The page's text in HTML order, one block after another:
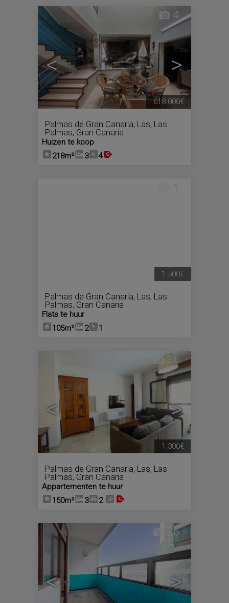
< >
4
Palmas de Gran Canaria, Las, Las
Palmas, Gran Canaria
Huizen te koop
218m²
3 4
618.000€
Palmas de Gran Canaria, Las, Las
Palmas, Gran Canaria
Flats te huur
105m²
2 1
1.500€
< >
36
Palmas de Gran Canaria, Las, Las
Palmas, Gran Canaria
Appartementen te huur
150m²
3 2
1.300€
< >
26